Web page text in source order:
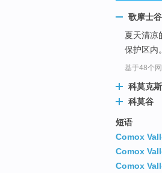
歌摩士谷
夏天清凉
保护区内。
基于48个
科莫克
科莫谷
短语
Comox
Comox
Comox